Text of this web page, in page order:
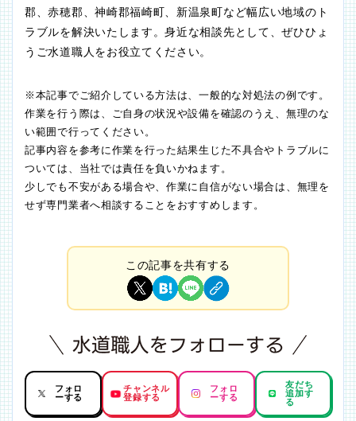
郡、赤穂郡、神崎郡福崎町、新温泉町など幅広い地域のト
ラブルを解決いたします。身近な相談先として、ぜひひょ
うご水道職人をお役立てください。
※本記事でご紹介している方法は、一般的な対処法の例です。
作業を行う際は、ご自身の状況や設備を確認のうえ、無理のな
い範囲で行ってください。
記事内容を参考に作業を行った結果生じた不具合やトラブルに
ついては、当社では責任を負いかねます。
少しでも不安がある場合や、作業に自信がない場合は、無理を
せず専門業者へ相談することをおすすめします。
この記事を共有する
フォロ
ーする
チャンネル
登録する
フォロ
ーする
友だち
追加す
る